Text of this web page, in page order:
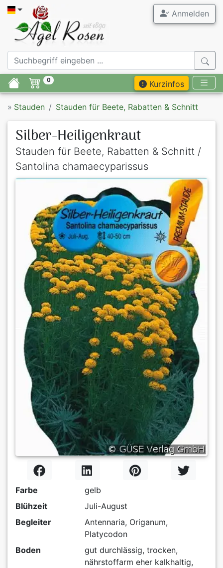
Anmelden
0 Kurzinfos
» Stauden Stauden für Beete, Rabatten & Schnitt
Silber-Heiligenkraut
Stauden für Beete, Rabatten & Schnitt /
Santolina chamaecyparissus
Farbe
gelb
Blühzeit
Juli-August
Begleiter
Antennaria, Origanum,
Platycodon
Boden
gut durchlässig, trocken,
nährstoffarm eher kalkhaltig,